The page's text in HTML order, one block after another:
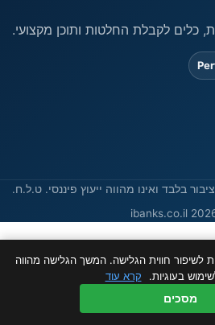
כלים לקבלת החלטות ותוכן מקצועי.
בלבד ואינו מהווה ייעוץ פיננסי. ט.ל.ח.
לשיפור חווית הגלישה. המשך הגלישה מהווה
בעוגיות.
קרא עוד
מסכים